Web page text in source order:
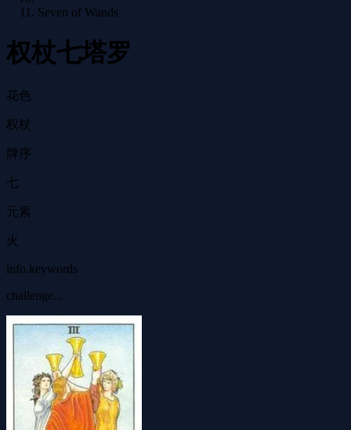
Seven of Wands
权杖七塔罗
花色
权杖
牌序
七
元素
火
info.keywords
challenge...